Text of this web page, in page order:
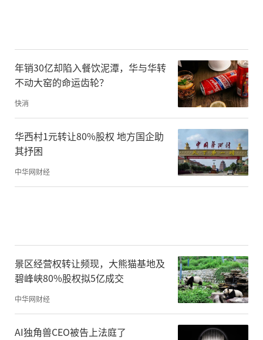
年销30亿却陷入餐饮泥潭，华与华转
不动大窑的命运齿轮？
快消
华西村1元转让80%股权 地方国企助
其抒困
中华网财经
景区经营权转让频现，大熊猫基地及
碧峰峡80%股权拟5亿成交
中华网财经
AI独角兽CEO被告上法庭了